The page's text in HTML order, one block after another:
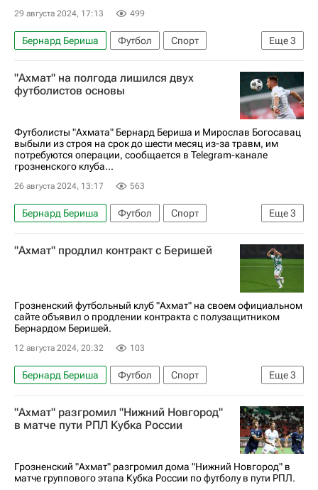
29 августа 2024, 17:13 499
Еще3
Бернард Бериша Футбол
Спорт
Мирослав Богосавац
Ахмат Химки
"Ахмат" на полгода лишился двух
футболистов основы
Футболисты "Ахмата" Бернард Бериша и Мирослав Богосавац
выбыли из строя на срок до шести месяц из-за травм, им
потребуются операции, сообщается в Telegram-канале
грозненского клуба...
26 августа 2024, 13:17 563
Еще3
Бернард Бериша Футбол
Спорт
Мирослав Богосавац
Ахмат Россия
"Ахмат" продлил контракт с Беришей
Грозненский футбольный клуб "Ахмат" на своем официальном
сайте объявил о продлении контракта с полузащитником
Бернардом Беришей.
12 августа 2024, 20:32 103
Еще3
Бернард Бериша Футбол
Спорт
Косово
Ахмат Россия
"Ахмат" разгромил "Нижний Новгород"
в матче пути РПЛ Кубка России
Грозненский "Ахмат" разгромил дома "Нижний Новгород" в
матче группового этапа Кубка России по футболу в пути РПЛ.